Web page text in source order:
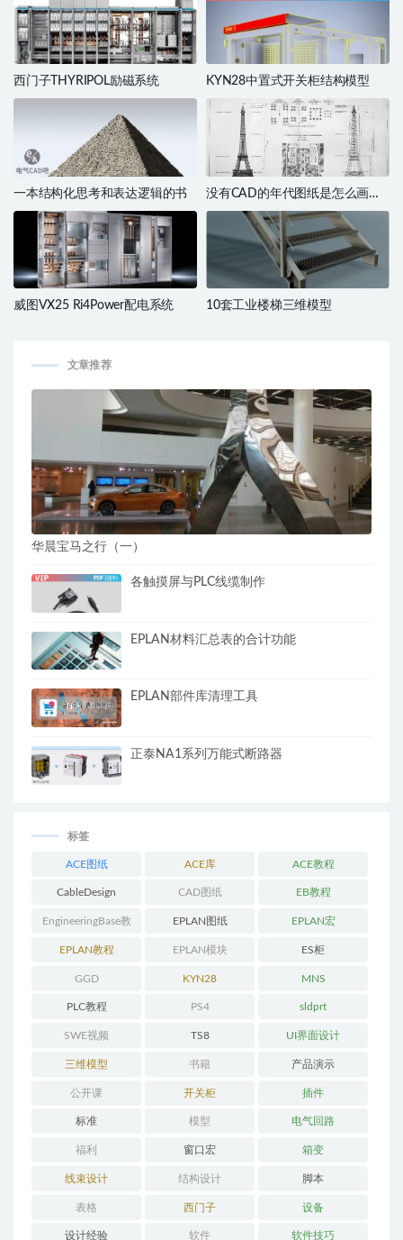
西门子THYRIPOL励磁系统 KYN28中置式开关柜结构模型
一本结构化思考和表达逻辑的书
没有CAD的年代图纸是怎么画
的？
威图VX25 Ri4Power配电系统 10套工业楼梯三维模型
文章推荐
华晨宝马之行（一）
各触摸屏与PLC线缆制作
EPLAN材料汇总表的合计功能
EPLAN部件库清理工具
正泰NA1系列万能式断路器
标签
ACE图纸 ACE库 ACE教程
CableDesign CAD图纸 EB教程
EngineeringBase教
程
EPLAN图纸 EPLAN宏
EPLAN教程 EPLAN模块 ES柜
GGD KYN28 MNS
PLC教程 PS4 sldprt
SWE视频 TS8 UI界面设计
三维模型 书籍 产品演示
公开课 开关柜 插件
标准 模型 电气回路
福利 窗口宏 箱变
线束设计 结构设计 脚本
表格 西门子 设备
设计经验 软件 软件技巧